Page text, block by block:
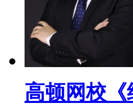
高顿网校